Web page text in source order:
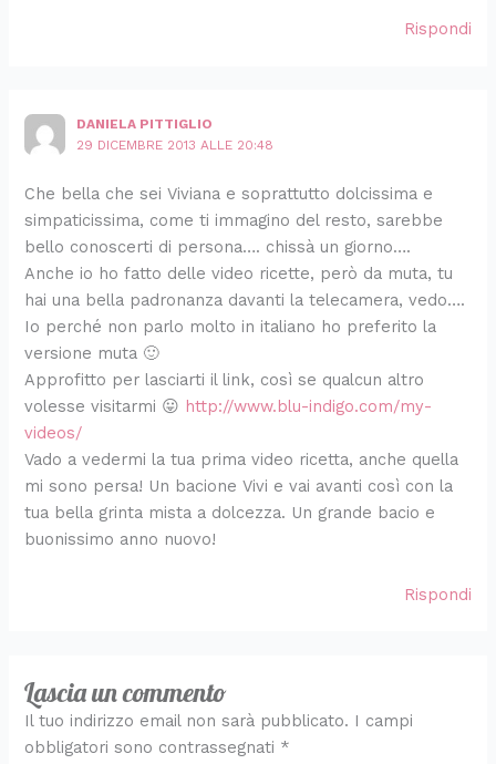
Rispondi
DANIELA PITTIGLIO
29 DICEMBRE 2013 ALLE 20:48
Che bella che sei Viviana e soprattutto dolcissima e
simpaticissima, come ti immagino del resto, sarebbe
bello conoscerti di persona…. chissà un giorno….
Anche io ho fatto delle video ricette, però da muta, tu
hai una bella padronanza davanti la telecamera, vedo….
Io perché non parlo molto in italiano ho preferito la
versione muta 🙂
Approfitto per lasciarti il link, così se qualcun altro
volesse visitarmi 😛 http://www.blu-indigo.com/my-
videos/
Vado a vedermi la tua prima video ricetta, anche quella
mi sono persa! Un bacione Vivi e vai avanti così con la
tua bella grinta mista a dolcezza. Un grande bacio e
buonissimo anno nuovo!
Rispondi
Lascia un commento
Il tuo indirizzo email non sarà pubblicato. I campi
obbligatori sono contrassegnati *